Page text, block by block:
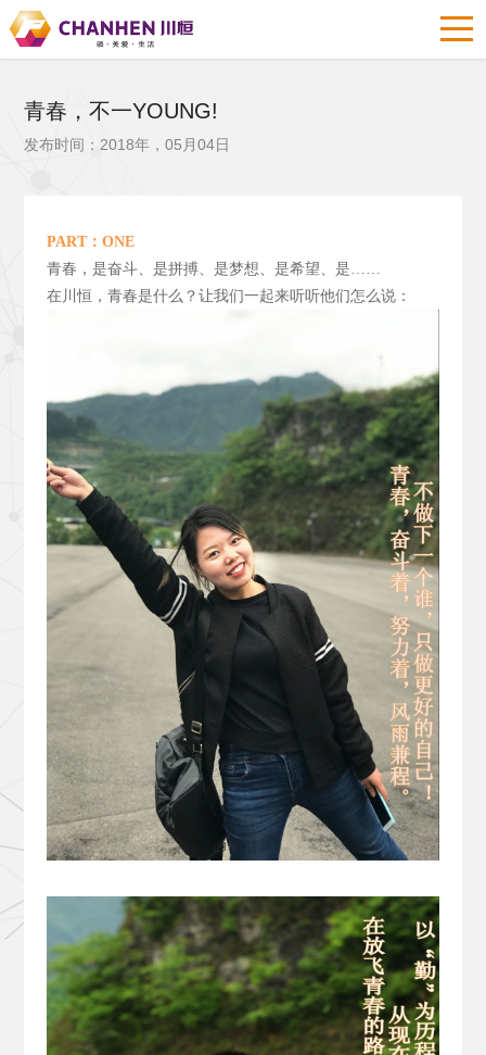
青春，不一YOUNG!
发布时间：2018年，05月04日
PART：ONE
青春，是奋斗、是拼搏、是梦想、是希望、是……
在川恒，青春是什么？让我们一起来听听他们怎么说：